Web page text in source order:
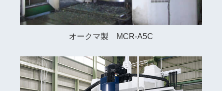
オークマ製 MCR-A5C